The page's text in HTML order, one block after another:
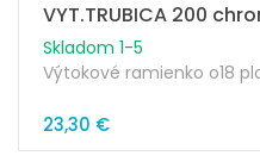
VYT.TRUBICA 200
Skladom 1-5
Výtokové ramienko o18
23,30 €